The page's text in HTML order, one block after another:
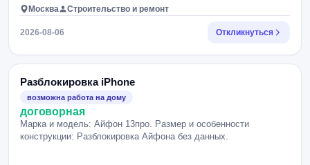
Москва Строительство и ремонт
2026-08-06 Откликнуться
Разблокировка iPhone
возможна работа на дому
договорная
Марка и модель: Айфон 13про. Размер и особенности
конструкции: Разблокировка Айфона без данных.